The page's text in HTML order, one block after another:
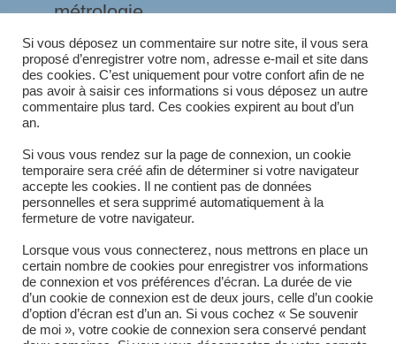
métrologie
ÉTIQUETTES : CEREALIERS ELEVEURS , INDUSTRIE
READ
MORE
ARTICLES
Article suivant
Kit de pesage – Version métrologie
Si vous déposez un commentaire sur notre site, il vous sera
proposé d’enregistrer votre nom, adresse e-mail et site dans
des cookies. C’est uniquement pour votre confort afin de ne
pas avoir à saisir ces informations si vous déposez un autre
commentaire plus tard. Ces cookies expirent au bout d’un
an.
Si vous vous rendez sur la page de connexion, un cookie
temporaire sera créé afin de déterminer si votre navigateur
accepte les cookies. Il ne contient pas de données
personnelles et sera supprimé automatiquement à la
fermeture de votre navigateur.
Lorsque vous vous connecterez, nous mettrons en place un
certain nombre de cookies pour enregistrer vos informations
de connexion et vos préférences d’écran. La durée de vie
d’un cookie de connexion est de deux jours, celle d’un cookie
d’option d’écran est d’un an. Si vous cochez « Se souvenir
de moi », votre cookie de connexion sera conservé pendant